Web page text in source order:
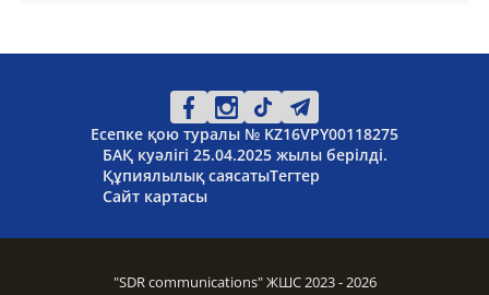
Есепке қою туралы № KZ16VPY00118275
БАҚ куәлігі 25.04.2025 жылы берілді.
Құпиялылық саясатыТегтер
Сайт картасы
"SDR communications" ЖШС 2023 - 2026